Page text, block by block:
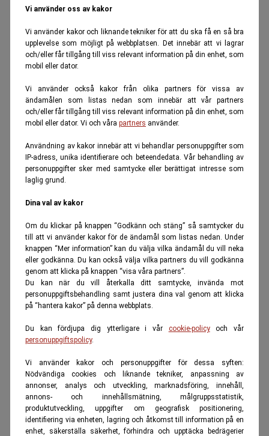
Vi använder oss av kakor
Vi använder kakor och liknande tekniker för att du ska få en så bra
upplevelse som möjligt på webbplatsen. Det innebär att vi lagrar
och/eller får tillgång till viss relevant information på din enhet, som
mobil eller dator.
Vi använder också kakor från olika partners för vissa av
ändamålen som listas nedan som innebär att vår partners
och/eller får tillgång till viss relevant information på din enhet, som
mobil eller dator. Vi och våra partners använder.
Användning av kakor innebär att vi behandlar personuppgifter som
IP-adress, unika identifierare och beteendedata. Vår behandling av
personuppgifter sker med samtycke eller berättigat intresse som
laglig grund.
Dina val av kakor
Om du klickar på knappen “Godkänn och stäng” så samtycker du
till att vi använder kakor för de ändamål som listas nedan. Under
knappen “Mer information” kan du välja vilka ändamål du vill neka
eller godkänna. Du kan också välja vilka partners du vill godkänna
genom att klicka på knappen “visa våra partners”.
Du kan när du vill återkalla ditt samtycke, invända mot
personuppgiftsbehandling samt justera dina val genom att klicka
på “hantera kakor” på denna webbplats.
Du kan fördjupa dig ytterligare i vår cookie-policyoch vår
personuppgiftspolicy.
Vi använder kakor och personuppgifter för dessa syften:
Nödvändiga cookies och liknande tekniker, anpassning av
annonser, analys och utveckling, marknadsföring, innehåll,
annons- och innehållsmätning, målgruppsstatistik,
produktutveckling, uppgifter om geografisk positionering,
identifiering via enheten, lagring och åtkomst till information på en
enhet, säkerställa säkerhet, förhindra och upptäcka bedrägerier